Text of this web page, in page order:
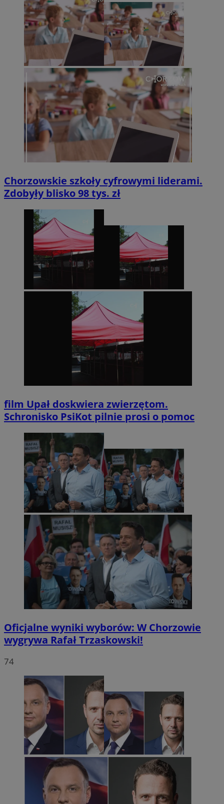
Chorzowskie szkoły cyfrowymi liderami.
Zdobyły blisko 98 tys. zł
film Upał doskwiera zwierzętom.
Schronisko PsiKot pilnie prosi o pomoc
Oficjalne wyniki wyborów: W Chorzowie
wygrywa Rafał Trzaskowski!
74